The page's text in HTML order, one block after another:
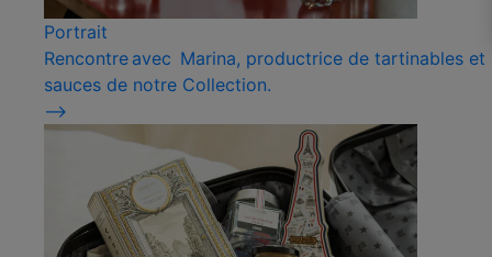
Portrait
Rencontre avec Marina, productrice de tartinables et
sauces de notre Collection.
⟶